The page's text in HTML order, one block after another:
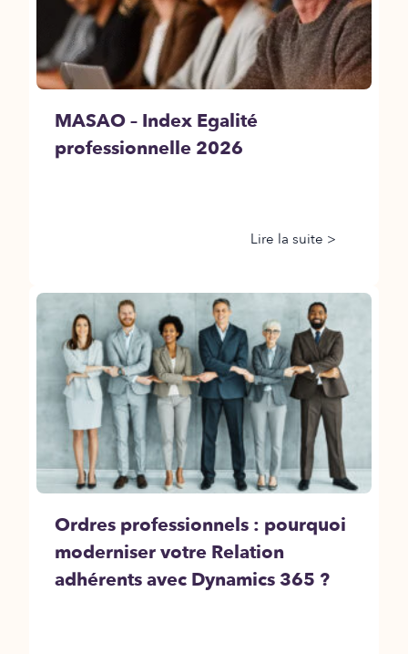
MASAO – Index Egalité
professionnelle 2026
Lire la suite >
Ordres professionnels : pourquoi
moderniser votre Relation
adhérents avec Dynamics 365 ?